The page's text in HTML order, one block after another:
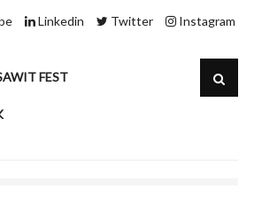
Ton, Tunggu Kepastian Mandatori B50
Instagram
Twitter
Linkedin
FEST